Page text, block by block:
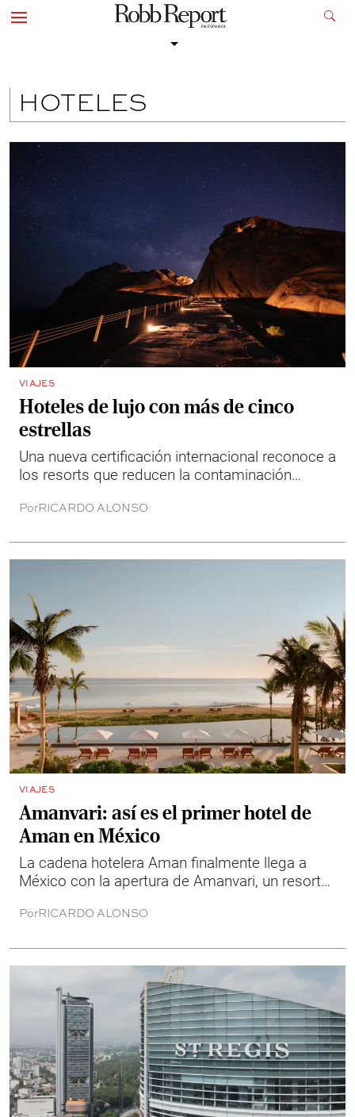
HOTELES
VIAJES
Hoteles de lujo con más de cinco
estrellas
Una nueva certificación internacional reconoce a
los resorts que reducen la contaminación
ofrecer algunos de los mejores cielos
PorRICARDO ALONSO
VIAJES
Amanvari: así es el primer hotel de
Aman en México
La cadena hotelera Aman finalmente llega a
México con la apertura de Amanvari, un resort
Baja California Sur.
PorRICARDO ALONSO